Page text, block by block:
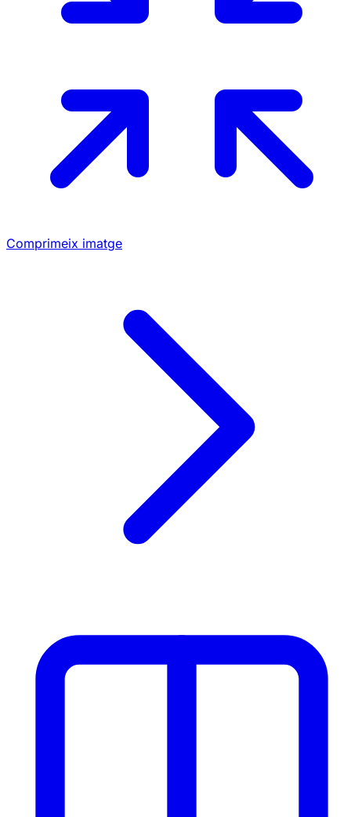
Comprimeix imatge